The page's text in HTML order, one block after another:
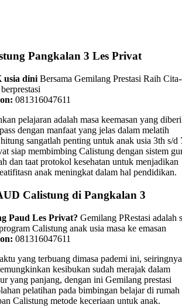
Pangkalan 3 Les Privat
usia dini Bersama Gemilang Prestasi Raih
081316047611
pelajaran adalah masa keemasan yang
dengan manfaat yang jelas dalam melatih
sangatlah penting untuk anak usia 3th s/d
siap membimbing Calistung dengan sistem
dan taat protokol kesehatan untuk menjadikan
anak meningkat dalam hal pendidikan.
Calistung di Pangkalan 3
Paud Les Privat? Gemilang PRestasi adalah
Calistung anak usia masa ke emasan
081316047611
yang terbuang dimasa pademi ini, seiringnya
kesibukan sudah merajak dalam
yang panjang, dengan ini Gemilang prestasi
pelatihan pada bimbingan belajar di rumah
Calistung metode keceriaan untuk anak.